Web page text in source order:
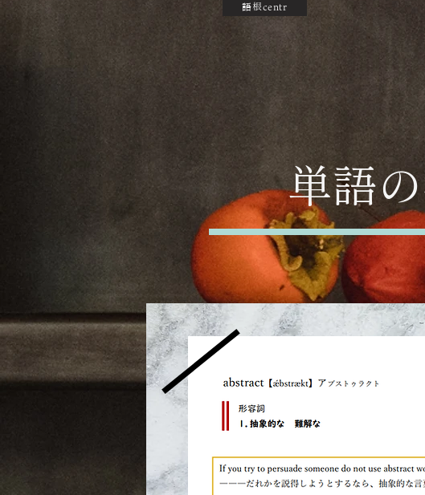
語根centr
単語